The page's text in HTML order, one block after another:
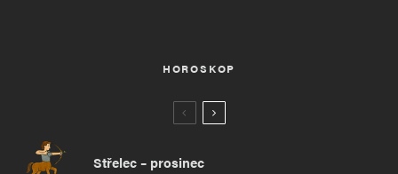
HOROSKOP
Střelec – prosinec